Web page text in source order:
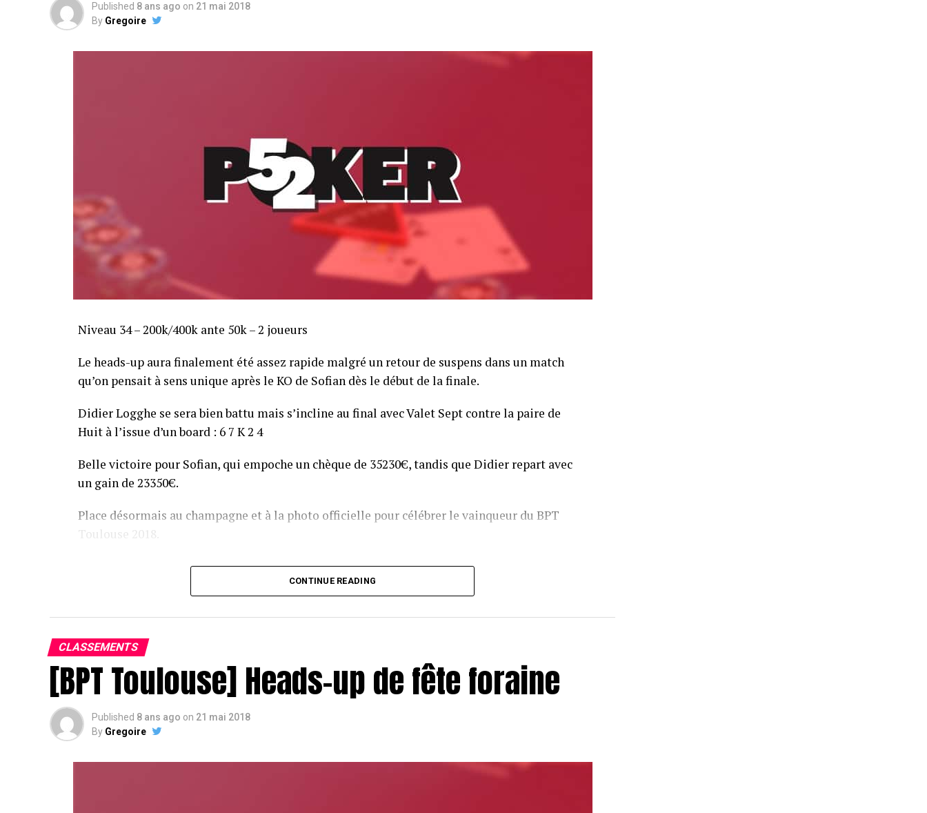
Published 8 ans ago on 21 mai 2018
By Gregoire
Niveau 34 – 200k/400k ante 50k – 2 joueurs
Le heads-up aura finalement été assez rapide malgré un retour de suspens dans un match
qu’on pensait à sens unique après le KO de Sofian dès le début de la finale.
Didier Logghe se sera bien battu mais s’incline au final avec Valet Sept contre la paire de
Huit à l’issue d’un board : 6 7 K 2 4
Belle victoire pour Sofian, qui empoche un chèque de 35230€, tandis que Didier repart avec
un gain de 23350€.
Place désormais au champagne et à la photo officielle pour célébrer le vainqueur du BPT
Toulouse 2018.
Assis devant une tonne, Sofian remporte le trophée du BPT Toulouse 2018, en costaud !
CONTINUE READING
CLASSEMENTS
[BPT Toulouse] Heads-up de fête foraine
Published 8 ans ago on 21 mai 2018
By Gregoire